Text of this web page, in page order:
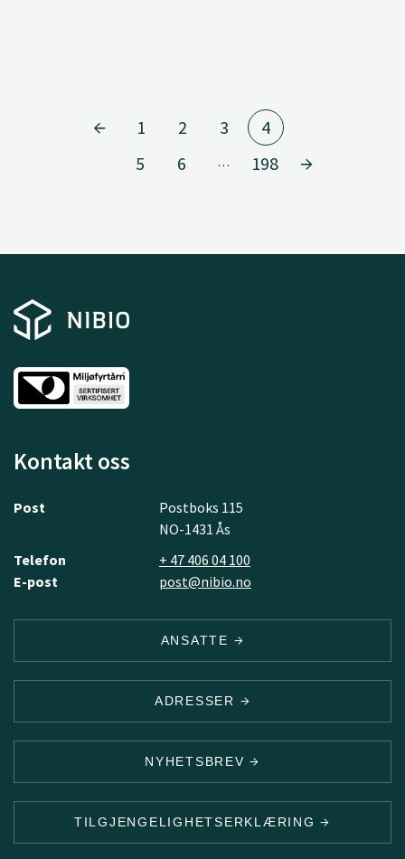
1 2 3
4
5
6 … 198
Kontakt oss
Post
Postboks 115
NO-1431 Ås
Telefon
+ 47 406 04 100
E-post
post@nibio.no
ANSATTE
ADRESSER
NYHETSBREV
TILGJENGELIGHETSERKLÆRING